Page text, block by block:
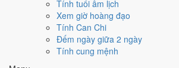
Tính tuổi âm lịch
Xem giờ hoàng đạo
Tính Can Chi
Đếm ngày giữa 2 ngày
Tính cung mệnh
Cách tính ngày tốt
Ký hợp đồng - giao ước
Xấu
Ký hợp đồng - giao ước hôm nay ở
và Ngày Hắc Đạogây bất lợi.